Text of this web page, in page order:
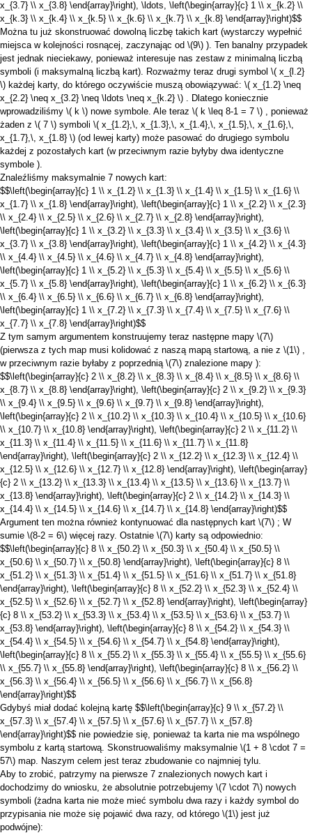
x_{3.7} \\ x_{3.8} \end{array}\right), \ldots, \left(\begin{array}{c} 1 \\ x_{k.2} \\
x_{k.3} \\ x_{k.4} \\ x_{k.5} \\ x_{k.6} \\ x_{k.7} \\ x_{k.8} \end{array}\right)$$
Można tu już skonstruować dowolną liczbę takich kart (wystarczy wypełnić
miejsca w kolejności rosnącej, zaczynając od \(9\) ). Ten banalny przypadek
jest jednak nieciekawy, ponieważ interesuje nas zestaw z minimalną liczbą
symboli (i maksymalną liczbą kart). Rozważmy teraz drugi symbol \( x_{l.2}
\) każdej karty, do którego oczywiście muszą obowiązywać: \( x_{1.2} \neq
x_{2.2} \neq x_{3.2} \neq \ldots \neq x_{k.2} \) . Dlatego koniecznie
wprowadziliśmy \( k \) nowe symbole. Ale teraz \( k \leq 8-1 = 7 \) , ponieważ
żaden z \( 7 \) symboli \( x_{1.2},\, x_{1.3},\, x_{1.4},\, x_{1.5},\, x_{1.6},\,
x_{1.7},\, x_{1.8} \) (od lewej karty) może pasować do drugiego symbolu
każdej z pozostałych kart (w przeciwnym razie byłyby dwa identyczne
symbole ).
Znaleźliśmy maksymalnie 7 nowych kart:
$$\left(\begin{array}{c} 1 \\ x_{1.2} \\ x_{1.3} \\ x_{1.4} \\ x_{1.5} \\ x_{1.6} \\
x_{1.7} \\ x_{1.8} \end{array}\right), \left(\begin{array}{c} 1 \\ x_{2.2} \\ x_{2.3}
\\ x_{2.4} \\ x_{2.5} \\ x_{2.6} \\ x_{2.7} \\ x_{2.8} \end{array}\right),
\left(\begin{array}{c} 1 \\ x_{3.2} \\ x_{3.3} \\ x_{3.4} \\ x_{3.5} \\ x_{3.6} \\
x_{3.7} \\ x_{3.8} \end{array}\right), \left(\begin{array}{c} 1 \\ x_{4.2} \\ x_{4.3}
\\ x_{4.4} \\ x_{4.5} \\ x_{4.6} \\ x_{4.7} \\ x_{4.8} \end{array}\right),
\left(\begin{array}{c} 1 \\ x_{5.2} \\ x_{5.3} \\ x_{5.4} \\ x_{5.5} \\ x_{5.6} \\
x_{5.7} \\ x_{5.8} \end{array}\right), \left(\begin{array}{c} 1 \\ x_{6.2} \\ x_{6.3}
\\ x_{6.4} \\ x_{6.5} \\ x_{6.6} \\ x_{6.7} \\ x_{6.8} \end{array}\right),
\left(\begin{array}{c} 1 \\ x_{7.2} \\ x_{7.3} \\ x_{7.4} \\ x_{7.5} \\ x_{7.6} \\
x_{7.7} \\ x_{7.8} \end{array}\right)$$
Z tym samym argumentem konstruujemy teraz następne mapy \(7\)
(pierwsza z tych map musi kolidować z naszą mapą startową, a nie z \(1\)
w przeciwnym razie byłaby z poprzednią \(7\) znalezione mapy ):
$$\left(\begin{array}{c} 2 \\ x_{8.2} \\ x_{8.3} \\ x_{8.4} \\ x_{8.5} \\ x_{8.6} \\
x_{8.7} \\ x_{8.8} \end{array}\right), \left(\begin{array}{c} 2 \\ x_{9.2} \\ x_{9.3}
\\ x_{9.4} \\ x_{9.5} \\ x_{9.6} \\ x_{9.7} \\ x_{9.8} \end{array}\right),
\left(\begin{array}{c} 2 \\ x_{10.2} \\ x_{10.3} \\ x_{10.4} \\ x_{10.5} \\ x_{10.6}
\\ x_{10.7} \\ x_{10.8} \end{array}\right), \left(\begin{array}{c} 2 \\ x_{11.2} \\
x_{11.3} \\ x_{11.4} \\ x_{11.5} \\ x_{11.6} \\ x_{11.7} \\ x_{11.8}
\end{array}\right), \left(\begin{array}{c} 2 \\ x_{12.2} \\ x_{12.3} \\ x_{12.4} \\
x_{12.5} \\ x_{12.6} \\ x_{12.7} \\ x_{12.8} \end{array}\right), \left(\begin{array}
{c} 2 \\ x_{13.2} \\ x_{13.3} \\ x_{13.4} \\ x_{13.5} \\ x_{13.6} \\ x_{13.7} \\
x_{13.8} \end{array}\right), \left(\begin{array}{c} 2 \\ x_{14.2} \\ x_{14.3} \\
x_{14.4} \\ x_{14.5} \\ x_{14.6} \\ x_{14.7} \\ x_{14.8} \end{array}\right)$$
Argument ten można również kontynuować dla następnych kart \(7\) ; W
sumie \(8-2 = 6\) więcej razy. Ostatnie \(7\) karty są odpowiednio:
$$\left(\begin{array}{c} 8 \\ x_{50.2} \\ x_{50.3} \\ x_{50.4} \\ x_{50.5} \\
x_{50.6} \\ x_{50.7} \\ x_{50.8} \end{array}\right), \left(\begin{array}{c} 8 \\
x_{51.2} \\ x_{51.3} \\ x_{51.4} \\ x_{51.5} \\ x_{51.6} \\ x_{51.7} \\ x_{51.8}
\end{array}\right), \left(\begin{array}{c} 8 \\ x_{52.2} \\ x_{52.3} \\ x_{52.4} \\
x_{52.5} \\ x_{52.6} \\ x_{52.7} \\ x_{52.8} \end{array}\right), \left(\begin{array}
{c} 8 \\ x_{53.2} \\ x_{53.3} \\ x_{53.4} \\ x_{53.5} \\ x_{53.6} \\ x_{53.7} \\
x_{53.8} \end{array}\right), \left(\begin{array}{c} 8 \\ x_{54.2} \\ x_{54.3} \\
x_{54.4} \\ x_{54.5} \\ x_{54.6} \\ x_{54.7} \\ x_{54.8} \end{array}\right),
\left(\begin{array}{c} 8 \\ x_{55.2} \\ x_{55.3} \\ x_{55.4} \\ x_{55.5} \\ x_{55.6}
\\ x_{55.7} \\ x_{55.8} \end{array}\right), \left(\begin{array}{c} 8 \\ x_{56.2} \\
x_{56.3} \\ x_{56.4} \\ x_{56.5} \\ x_{56.6} \\ x_{56.7} \\ x_{56.8}
\end{array}\right)$$
Gdybyś miał dodać kolejną kartę $$\left(\begin{array}{c} 9 \\ x_{57.2} \\
x_{57.3} \\ x_{57.4} \\ x_{57.5} \\ x_{57.6} \\ x_{57.7} \\ x_{57.8}
\end{array}\right)$$ nie powiedzie się, ponieważ ta karta nie ma wspólnego
symbolu z kartą startową. Skonstruowaliśmy maksymalnie \(1 + 8 \cdot 7 =
57\) map. Naszym celem jest teraz zbudowanie co najmniej tylu.
Aby to zrobić, patrzymy na pierwsze 7 znalezionych nowych kart i
dochodzimy do wniosku, że absolutnie potrzebujemy \(7 \cdot 7\) nowych
symboli (żadna karta nie może mieć symbolu dwa razy i każdy symbol do
przypisania nie może się pojawić dwa razy, od którego \(1\) jest już
podwójne):